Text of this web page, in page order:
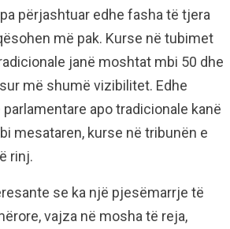
përjashtuar edhe fasha të tjera
më pak. Kurse në tubimet
janë moshtat mbi 50 dhe
më shumë vizibilitet. Edhe
apo tradicionale kanë
mesataren, kurse në tribunën e
rinj.
se ka një pjesëmarrje të
vajza në mosha të reja,